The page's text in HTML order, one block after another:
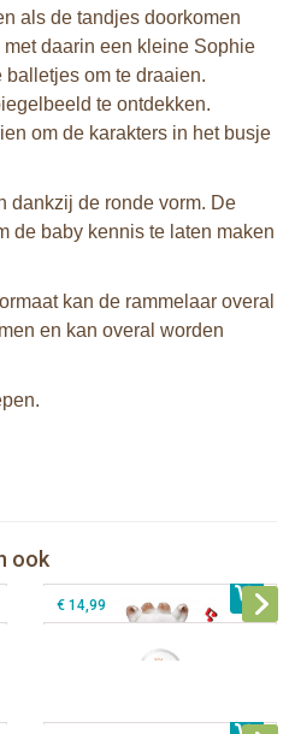
als de tandjes doorkomen
daarin een kleine Sophie
om te draaien.
te ontdekken.
om de karakters in het busje
dankzij de ronde vorm. De
de baby kennis te laten maken
kan de rammelaar overal
en kan overal worden
ook
€ 14,99
Sophie de giraf Baby Seat & Play
IEUF